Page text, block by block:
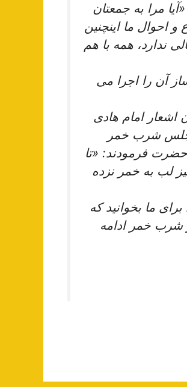
مرا به جمعتان
و احوال ما اين‏چنين
ندارد، همه با هم
آن را اجرا مى
اشعار امام هادى
شرب خمر
فرمودند: «تا
لب به خمر نزده‏
ما بخوانيد كه
شرب خمر ادامه